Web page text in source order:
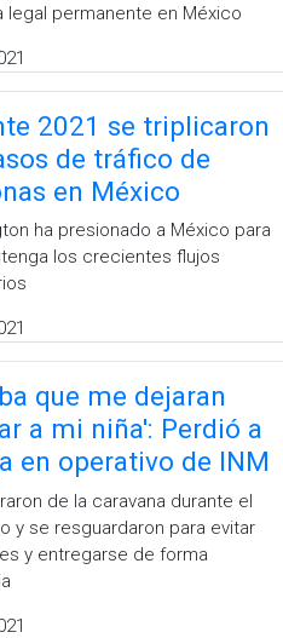
legal permanente en México
2021 se triplicaron
de tráfico de
en México
ha presionado a México para
los crecientes flujos
que me dejaran
a mi niña': Perdió a
en operativo de INM
de la caravana durante el
y se resguardaron para evitar
y entregarse de forma